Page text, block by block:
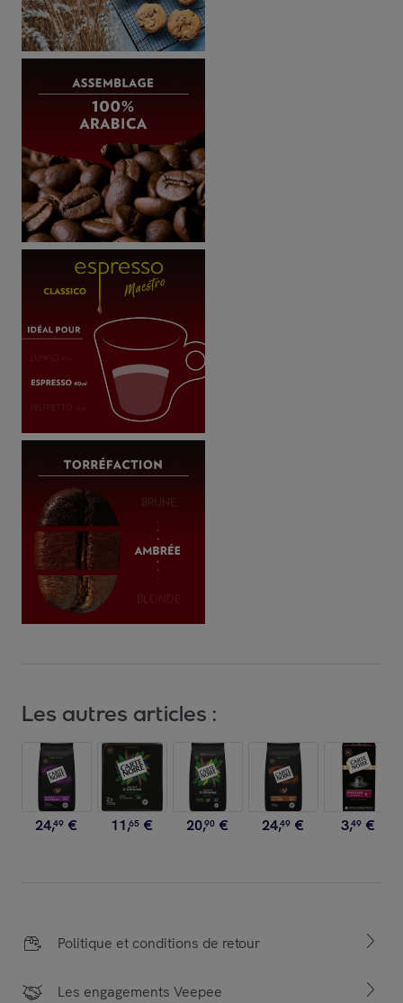
Les autres articles :
24,49 € 11,65 € 20,90 € 24,49 € 3,49 €
Politique et conditions de retour
Les engagements Veepee